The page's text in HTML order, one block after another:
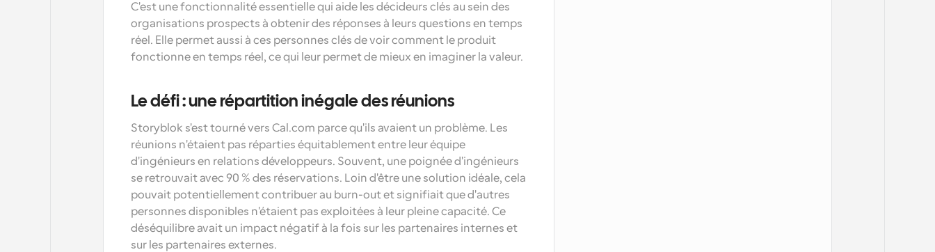
C'est une fonctionnalité essentielle qui aide les décideurs clés au sein des
organisations prospects à obtenir des réponses à leurs questions en temps
réel. Elle permet aussi à ces personnes clés de voir comment le produit
fonctionne en temps réel, ce qui leur permet de mieux en imaginer la valeur.
Le défi : une répartition inégale des réunions
Storyblok s'est tourné vers Cal.com parce qu'ils avaient un problème. Les
réunions n'étaient pas réparties équitablement entre leur équipe
d'ingénieurs en relations développeurs. Souvent, une poignée d'ingénieurs
se retrouvait avec 90 % des réservations. Loin d'être une solution idéale, cela
pouvait potentiellement contribuer au burn-out et signifiait que d'autres
personnes disponibles n'étaient pas exploitées à leur pleine capacité. Ce
déséquilibre avait un impact négatif à la fois sur les partenaires internes et
sur les partenaires externes.